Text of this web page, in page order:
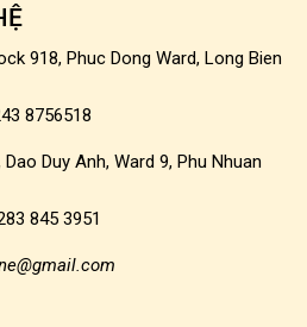
918, Phuc Dong Ward, Long Bien
8756518
Dao Duy Anh, Ward 9, Phu Nhuan
845 3951